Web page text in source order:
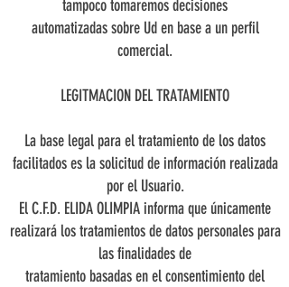
tampoco tomaremos decisiones
automatizadas sobre Ud en base a un perfil
comercial.
LEGITMACION DEL TRATAMIENTO
La base legal para el tratamiento de los datos
facilitados es la solicitud de información realizada
por el Usuario.
El C.F.D. ELIDA OLIMPIA informa que únicamente
realizará los tratamientos de datos personales para
las finalidades de
tratamiento basadas en el consentimiento del